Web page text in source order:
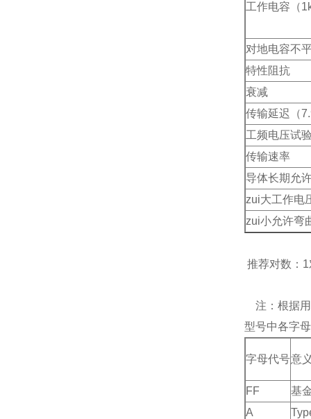
工作电容（
对地电容不
特性阻抗
衰减
传输延迟（
工频电压试
传输速率
导体长期允
zui大工作电
zui小允许弯
推荐对数：
注：根据
型号中各字
字母代号意
FF
基
A